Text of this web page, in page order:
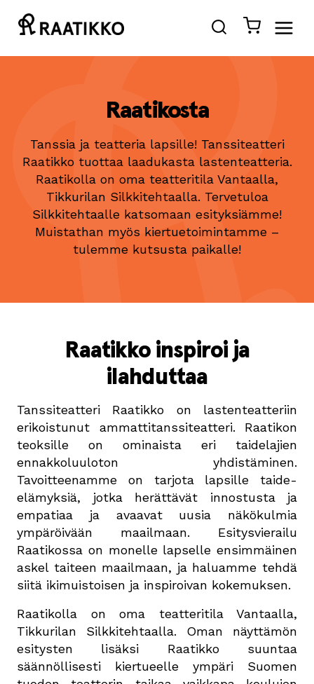
sisältöön
Raatikosta
Tanssia ja teatteria lapsille! Tanssiteatteri
Raatikko tuottaa laadukasta lastenteatteria.
Raatikolla on oma teatteritila Vantaalla,
Tikkurilan Silkkitehtaalla. Tervetuloa
Silkkitehtaalle katsomaan esityksiämme!
Muistathan myös kiertuetoimintamme –
tulemme kutsusta paikalle!
Raatikko inspiroi ja
ilahduttaa
Tanssiteatteri Raatikko on lastenteatteriin
erikoistunut ammattitanssiteatteri. Raatikon
teoksille on ominaista eri taidelajien
ennakkoluuloton yhdistäminen.
Tavoitteenamme on tarjota lapsille taide-
elämyksiä, jotka herättävät innostusta ja
empatiaa ja avaavat uusia näkökulmia
ympäröivään maailmaan. Esitysvierailu
Raatikossa on monelle lapselle ensimmäinen
askel taiteen maailmaan, ja haluamme tehdä
siitä ikimuistoisen ja inspiroivan kokemuksen.
Raatikolla on oma teatteritila Vantaalla,
Tikkurilan Silkkitehtaalla. Oman näyttämön
esitysten lisäksi Raatikko suuntaa
säännöllisesti kiertueelle ympäri Suomen